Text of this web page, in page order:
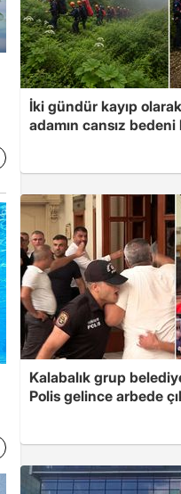
İki gündür kayıp
adamın cansız
Kalabalık grup
Polis gelince arbede